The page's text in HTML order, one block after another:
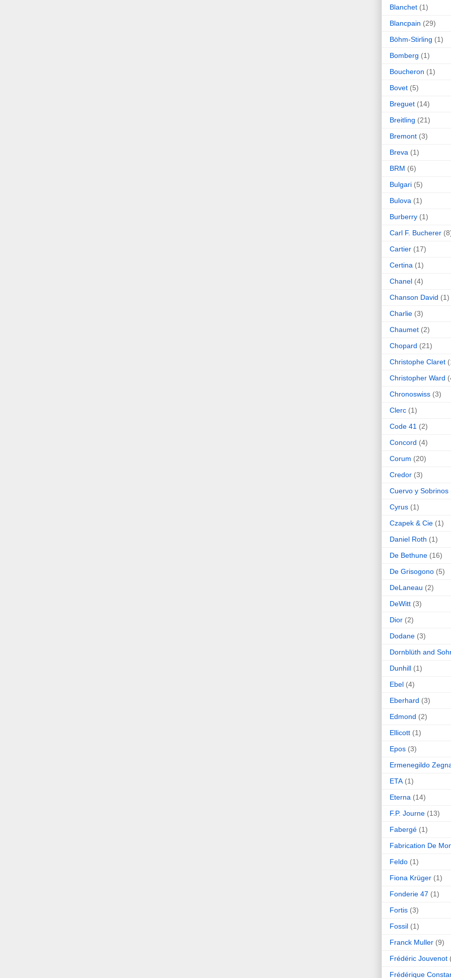
Blanchet (1)
Blancpain (29)
Böhm-Stirling (1)
Bomberg (1)
Boucheron (1)
Bovet (5)
Breguet (14)
Breitling (21)
Bremont (3)
Breva (1)
BRM (6)
Bulgari (5)
Bulova (1)
Burberry (1)
Carl F. Bucherer
Cartier (17)
Certina (1)
Chanel (4)
Chanson David (1)
Charlie (3)
Chaumet (2)
Chopard (21)
Christophe Claret
Christopher Ward
Chronoswiss (3)
Clerc (1)
Code 41 (2)
Concord (4)
Corum (20)
Credor (3)
Cuervo y Sobrinos
Cyrus (1)
Czapek & Cie (1)
Daniel Roth (1)
De Bethune (16)
De Grisogono (5)
DeLaneau (2)
DeWitt (3)
Dior (2)
Dodane (3)
Dornblüth and
Dunhill (1)
Ebel (4)
Eberhard (3)
Edmond (2)
Ellicott (1)
Epos (3)
Ermenegildo
ETA (1)
Eterna (14)
F.P. Journe (13)
Fabergé (1)
Fabrication De
Feldo (1)
Fiona Krüger (1)
Fonderie 47 (1)
Fortis (3)
Fossil (1)
Franck Muller (9)
Frédéric Jouvenot
Frédérique